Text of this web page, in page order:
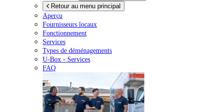
Retour au menu principal
Aperçu
Fournisseurs locaux
Fonctionnement
Services
Types de déménagements
U-Box - Services
FAQ